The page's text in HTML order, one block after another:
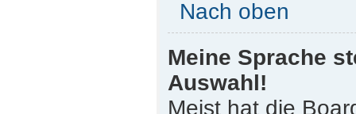
Nach oben
Meine Sprache
Auswahl!
Meist hat die